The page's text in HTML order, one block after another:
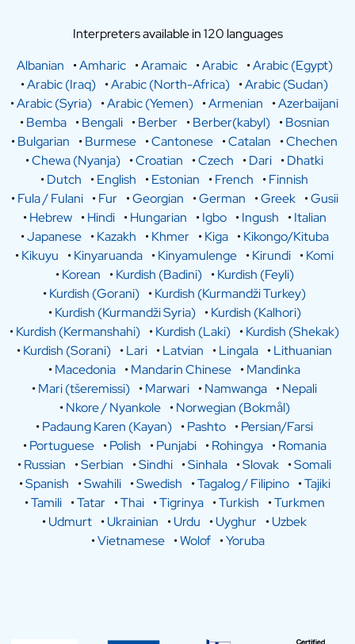
Interpreters available in 120 languages
Albanian
•Amharic •Aramaic •Arabic •Arabic (Egypt)
•Arabic (Iraq) •Arabic (North-Africa) •Arabic (Sudan)
•Arabic (Syria) •Arabic (Yemen) •Armenian •Azerbaijani
•Bemba •Bengali •Berber •Berber(kabyl) •Bosnian
•Bulgarian •Burmese •Cantonese •Catalan •Chechen
•Chewa (Nyanja) •Croatian •Czech •Dari •Dhatki
•Dutch •English •Estonian •French •Finnish
•Fula / Fulani •Fur •Georgian •German •Greek •Gusii
•Hebrew •Hindi •Hungarian •Igbo •Ingush •Italian
•Japanese •Kazakh •Khmer •Kiga •Kikongo/Kituba
•Kikuyu •Kinyaruanda •Kinyamulenge •Kirundi •Komi
•Korean •Kurdish (Badini) •Kurdish (Feyli)
•Kurdish (Gorani) •Kurdish (Kurmandži Turkey)
•Kurdish (Kurmandži Syria) •Kurdish (Kalhori)
•Kurdish (Kermanshahi) •Kurdish (Laki) •Kurdish (Shekak)
•Kurdish (Sorani) •Lari •Latvian •Lingala •Lithuanian
•Macedonia •Mandarin Chinese •Mandinka
•Mari (tšeremissi) •Marwari •Namwanga •Nepali
•Nkore / Nyankole •Norwegian (Bokmål)
•Padaung Karen (Kayan) •Pashto •Persian/Farsi
•Portuguese •Polish •Punjabi •Rohingya •Romania
•Russian •Serbian •Sindhi •Sinhala •Slovak •Somali
•Spanish •Swahili •Swedish •Tagalog / Filipino •Tajiki
•Tamili •Tatar •Thai •Tigrinya •Turkish •Turkmen
•Udmurt •Ukrainian •Urdu •Uyghur •Uzbek
•Vietnamese •Wolof •Yoruba